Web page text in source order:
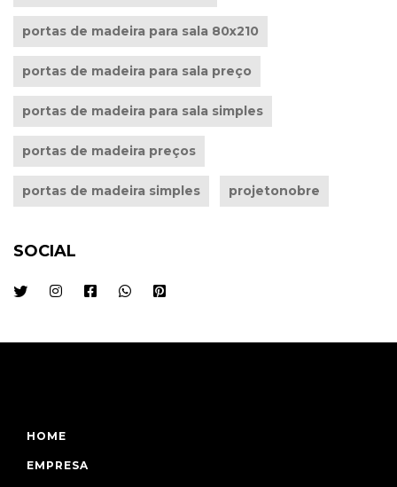
portas de madeira para sala 80x210
portas de madeira para sala preço
portas de madeira para sala simples
portas de madeira preços
portas de madeira simples projetonobre
SOCIAL
HOME
EMPRESA